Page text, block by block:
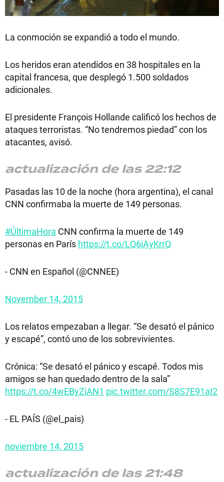
La conmoción se expandió a todo el mundo.
Los heridos eran atendidos en 38 hospitales en la
capital francesa, que desplegó 1.500 soldados
adicionales.
El presidente François Hollande calificó los hechos de
ataques terroristas. “No tendremos piedad” con los
atacantes, avisó.
actualización de las 22:12
Pasadas las 10 de la noche (hora argentina), el canal
CNN confirmaba la muerte de 149 personas.
#ÚltimaHora CNN confirma la muerte de 149
personas en París https://t.co/LQ6iAyKrrQ
- CNN en Español (@CNNEE)
November 14, 2015
Los relatos empezaban a llegar. “Se desató el pánico
y escapé”, contó uno de los sobrevivientes.
Crónica: “Se desató el pánico y escapé. Todos mis
amigos se han quedado dentro de la sala”
https://t.co/4wEByZiAN1 pic.twitter.com/S8S7E91aI2
- EL PAÍS (@el_pais)
noviembre 14, 2015
actualización de las 21:48